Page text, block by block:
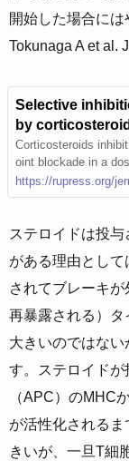
開始した場合には
Tokunaga A et al.
Selective
by
Rockefeller
Corticosteroids
oint blockade in a
T cells with low TCR
ステロイドは投
がある理由とし
されてブレーキ
再暴露される）
大きいのではない
す。ステロイド
（APC）のMHC
が活性化される
きいが、一旦T細